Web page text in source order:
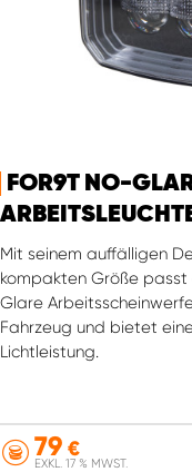
FOR9T NO-
Mit seinem auffälligen
kompakten Größe passt
Glare
Fahrzeug und bietet
Lichtleistung.
79 €
EXKL. 17 % MWST.